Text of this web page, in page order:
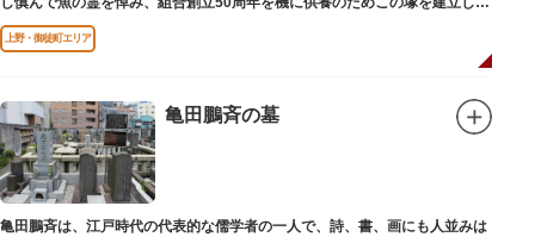
す」とあります。
上野・御徒町エリア
亀田鵬斉の墓
亀田鵬斉は、江戸時代の代表的な儒学者の一人で、詩、書、画にも人並みは